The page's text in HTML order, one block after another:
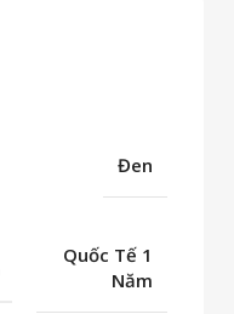
Đen
Quốc Tế 1
Năm